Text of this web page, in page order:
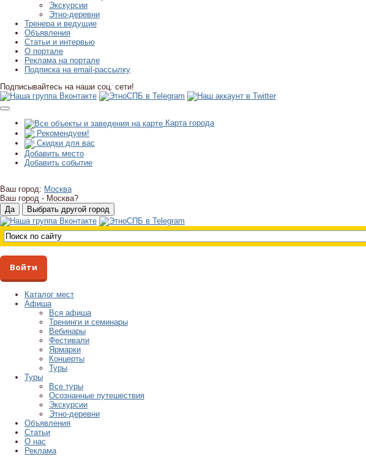
Экскурсии
Этно-деревни
Тренера и ведущие
Объявления
Статьи и интервью
О портале
Реклама на портале
Подписка на email-рассылку
Подписывайтесь на наши соц. сети!
Карта города
Рекомендуем!
Скидки для вас
Добавить место
Добавить событие
Ваш город: Москва
Ваш город - Москва?
Войти
Каталог мест
Афиша
Вся афиша
Тренинги и семинары
Вебинары
Фестивали
Ярмарки
Концерты
Туры
Туры
Все туры
Осознанные путешествия
Экскурсии
Этно-деревни
Объявления
Статьи
О нас
Реклама